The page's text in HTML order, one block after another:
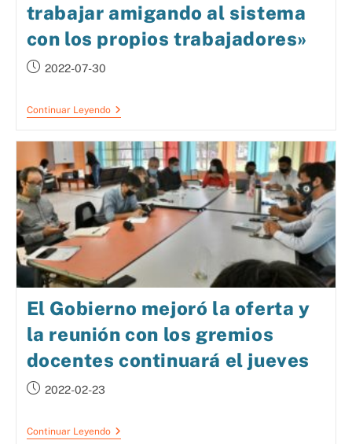
trabajar amigando al sistema
con los propios trabajadores»
2022-07-30
Continuar Leyendo
El Gobierno mejoró la oferta y
la reunión con los gremios
docentes continuará el jueves
2022-02-23
Continuar Leyendo